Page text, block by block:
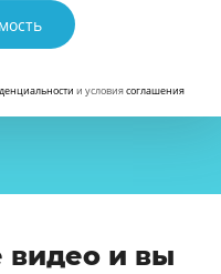
и условиясоглашения
видео и вы